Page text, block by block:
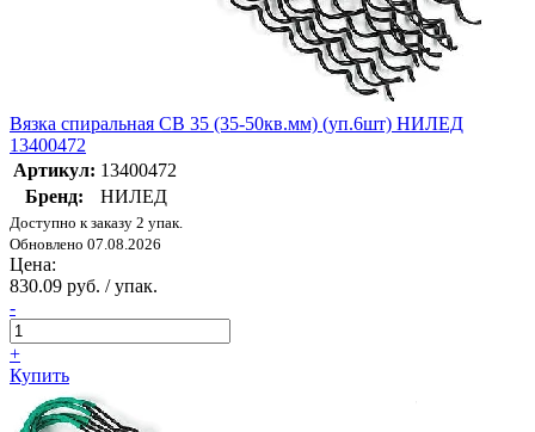
Вязка спиральная CB 35 (35-50кв.мм) (уп.6шт) НИЛЕД
13400472
Артикул: 13400472
Бренд:
НИЛЕД
Доступно к заказу 2 упак.
Обновлено 07.08.2026
Цена:
830.09 руб. / упак.
-
+
Купить